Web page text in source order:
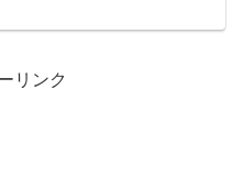
リンク